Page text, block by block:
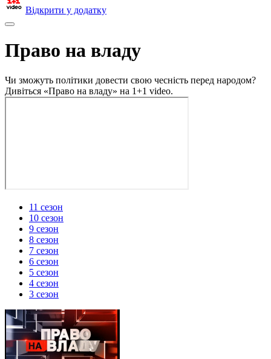
Відкрити у додатку
Право на владу
Чи зможуть політики довести свою чесність перед народом?
Дивіться «Право на владу» на 1+1 video.
11 сезон
10 сезон
9 сезон
8 сезон
7 сезон
6 сезон
5 сезон
4 сезон
3 сезон